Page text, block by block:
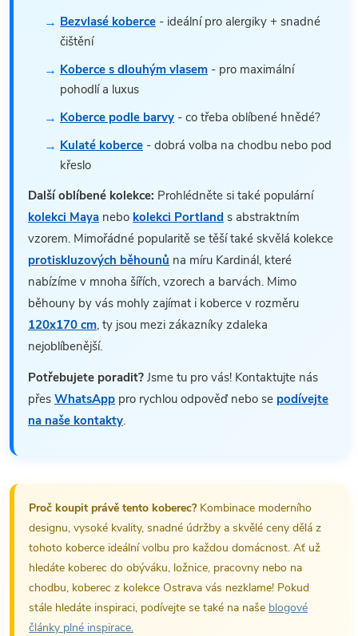
Bezvlasé koberce - ideální pro alergiky + snadné
čištění
Koberce s dlouhým vlasem - pro maximální
pohodlí a luxus
Koberce podle barvy - co třeba oblíbené hnědé?
Kulaté koberce - dobrá volba na chodbu nebo pod
křeslo
Další oblíbené kolekce: Prohlédněte si také populární
kolekci Maya nebo kolekci Portland s abstraktním
vzorem. Mimořádné popularitě se těší také skvělá kolekce
protiskluzových běhounů na míru Kardinál, které
nabízíme v mnoha šířích, vzorech a barvách. Mimo
běhouny by vás mohly zajímat i koberce v rozměru
120x170 cm, ty jsou mezi zákazníky zdaleka
nejoblíbenější.
Potřebujete poradit? Jsme tu pro vás! Kontaktujte nás
přes WhatsApp pro rychlou odpověď nebo se podívejte
na naše kontakty.
Proč koupit právě tento koberec?Kombinace moderního
designu, vysoké kvality, snadné údržby a skvělé ceny dělá z
tohoto koberce ideální volbu pro každou domácnost. Ať už
hledáte koberec do obýváku, ložnice, pracovny nebo na
chodbu, koberec z kolekce Ostrava vás nezklame! Pokud
stále hledáte inspiraci, podívejte se také na naše blogové
články plné inspirace.